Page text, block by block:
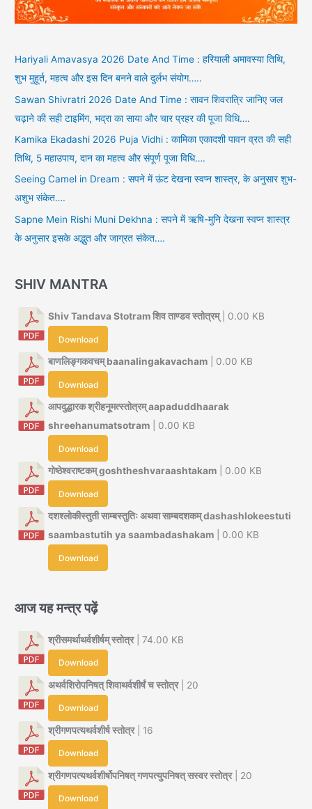
Hariyali Amavasya 2026 Date And Time : हरियाली अमावस्या तिथि,
शुभ मुहूर्त, महत्व और इस दिन बनने वाले दुर्लभ संयोग…..
Sawan Shivratri 2026 Date And Time : सावन शिवरात्रि जानिए जल
चढ़ाने की सही टाइमिंग, भद्रा का साया और चार प्रहर की पूजा विधि….
Kamika Ekadashi 2026 Puja Vidhi : कामिका एकादशी पावन व्रत की सही
तिथि, 5 महाउपाय, दान का महत्व और संपूर्ण पूजा विधि….
Seeing Camel in Dream : सपने में ऊंट देखना स्वप्न शास्त्र, के अनुसार शुभ-
अशुभ संकेत….
Sapne Mein Rishi Muni Dekhna : सपने में ऋषि-मुनि देखना स्वप्न शास्त्र
के अनुसार इसके अद्भुत और जाग्रत संकेत….
SHIV MANTRA
Shiv Tandava Stotram शिव ताण्डव स्तोत्रम्| 0.00 KB
Download
बाणलिङ्गकवचम् baanalingakavacham | 0.00 KB
Download
आपदुद्धारक श्रीहनूमत्स्तोत्रम् aapaduddhaarak
shreehanumatsotram | 0.00 KB
Download
गोष्ठेश्वराष्टकम् goshtheshvaraashtakam | 0.00 KB
Download
दशश्लोकीस्तुती साम्बस्तुतिः अथवा साम्बदशकम् dashashlokeestuti
saambastutih ya saambadashakam | 0.00 KB
Download
आज यह मन्त्र पढ़ें
श्रीसमर्थाथर्वशीर्षम् स्तोत्र| 74.00 KB
Download
अथर्वशिरोपनिषत् शिवाथर्वशीर्षं च स्तोत्र| 20
Download
श्रीगणपत्यथर्वशीर्ष स्तोत्र| 16
Download
श्रीगणपत्यथर्वशीर्षोपनिषत् गणपत्युपनिषत् सस्वर स्तोत्र| 20
Download